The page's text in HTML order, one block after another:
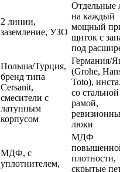
2 линии,
заземление, УЗО
Отдельные
на каждый
мощный
щиток с
под
Польша/Турция,
бренд типа
Cersanit,
смесители с
латунным
корпусом
Германия/
(Grohe,
Toto),
со стальной
рамой,
люки
МДФ, с
уплотнителем,
МДФ
плотности,
скрытые